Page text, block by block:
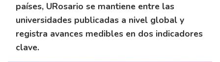
países, URosario se mantiene entre las
universidades publicadas a nivel global y
registra avances medibles en dos indicadores
clave.